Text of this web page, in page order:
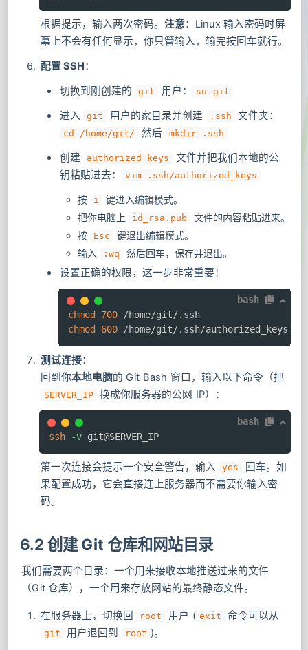
根据提示，输入两次密码。 注意：Linux 输入密码时屏
幕上不会有任何显示，你只管输入，输完按回车就行。
配置 SSH：
切换到刚创建的
git 用户： su git
进入 git 用户的家目录并创建 .ssh 文件夹：
cd /home/git/ 然后 mkdir .ssh
创建 authorized_keys
文件并把我们本地的公
钥粘贴进去：
vim .ssh/authorized_keys
按 i
键进入编辑模式。
把你电脑上
id_rsa.pub
文件的内容粘贴进来。
按
Esc
键退出编辑模式。
输入
:wq 然后回车，保存并退出。
设置正确的权限，这一步非常重要！
bash
chmod 700
/home/git/.ssh
chmod 600 /home/git/.ssh/authorized_keys
测试连接：
回到你本地电脑的 Git Bash 窗口，输入以下命令（把
SERVER_IP 换成你服务器的公网 IP）：
bash
ssh
-v git@SERVER_IP
第一次连接会提示一个安全警告，输入 yes
回车。如
果配置成功，它会直接连上服务器而不需要你输入密
码。
6.2 创建 Git 仓库和网站目录
我们需要两个目录：一个用来接收本地推送过来的文件
（Git 仓库），一个用来存放网站的最终静态文件。
在服务器上，切换回 root 用户 ( exit 命令可以从
git 用户退回到 root )。